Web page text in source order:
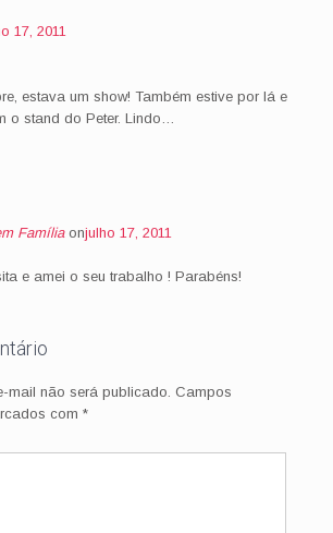
17, 2011
estava um show! Também estive por lá e
o stand do Peter. Lindo…
Famíliaonjulho 17, 2011
e amei o seu trabalho ! Parabéns!
mail não será publicado. Campos
com *